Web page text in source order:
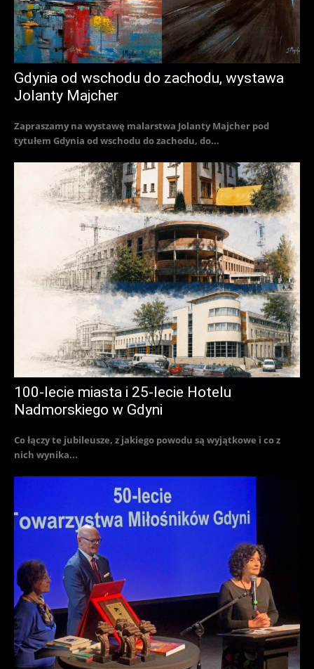
Gdynia od wschodu do zachodu, wystawa
Jolanty Majcher
Zapraszamy na wystawę malarstwa Jolanty Majcher pod
tytułem Gdynia od wschodu do zachodu, do...
100-lecie miasta i 25-lecie Hotelu
Nadmorskiego w Gdyni
Co łączy te jubileusze, z jakiego powodu są wyjątkowe i co z
nich wynika...